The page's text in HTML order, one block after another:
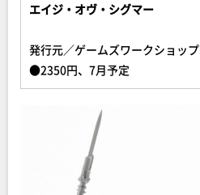
エイジ・オヴ・シグマー
発行元／ゲームズワークショップ
●2350円、7月予定